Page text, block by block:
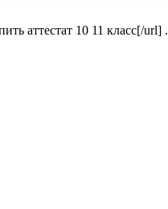
аттестат 10 11 класс[/url] .